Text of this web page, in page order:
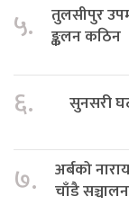
५.
तुलसीपुर
ङ्कलन कठिन
६. सुनसरी
७.
अर्बको
चाँडै